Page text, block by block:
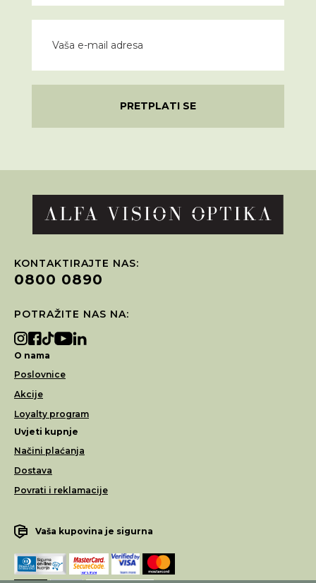
PRETPLATI SE
KONTAKTIRAJTE NAS:
0800 0890
POTRAŽITE NAS NA:
O nama
Poslovnice
Akcije
Loyalty program
Uvjeti kupnje
Načini plaćanja
Dostava
Povrati i reklamacije
Vaša kupovina je sigurna